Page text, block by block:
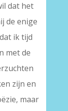
dat het
de enige
ik tijd
met de
zijn en
maar